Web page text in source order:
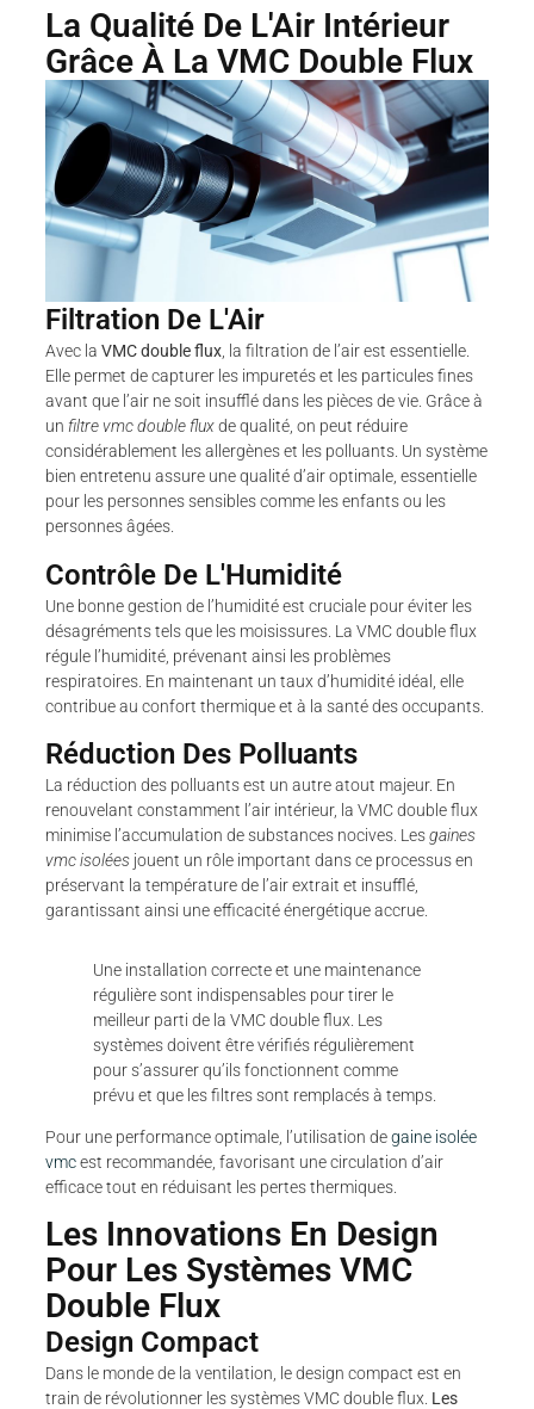
La Qualité De L'Air Intérieur
Grâce À La VMC Double Flux
Filtration De L'Air
Avec la VMC double flux, la filtration de l’air est essentielle.
Elle permet de capturer les impuretés et les particules fines
avant que l’air ne soit insufflé dans les pièces de vie. Grâce à
un filtre vmc double fluxde qualité, on peut réduire
considérablement les allergènes et les polluants. Un système
bien entretenu assure une qualité d’air optimale, essentielle
pour les personnes sensibles comme les enfants ou les
personnes âgées.
Contrôle De L'Humidité
Une bonne gestion de l’humidité est cruciale pour éviter les
désagréments tels que les moisissures. La VMC double flux
régule l’humidité, prévenant ainsi les problèmes
respiratoires. En maintenant un taux d’humidité idéal, elle
contribue au confort thermique et à la santé des occupants.
Réduction Des Polluants
La réduction des polluants est un autre atout majeur. En
renouvelant constamment l’air intérieur, la VMC double flux
minimise l’accumulation de substances nocives. Lesgaines
vmc isolées jouent un rôle important dans ce processus en
préservant la température de l’air extrait et insufflé,
garantissant ainsi une efficacité énergétique accrue.
Une installation correcte et une maintenance
régulière sont indispensables pour tirer le
meilleur parti de la VMC double flux. Les
systèmes doivent être vérifiés régulièrement
pour s’assurer qu’ils fonctionnent comme
prévu et que les filtres sont remplacés à temps.
Pour une performance optimale, l’utilisation degaine isolée
vmcest recommandée, favorisant une circulation d’air
efficace tout en réduisant les pertes thermiques.
Les Innovations En Design
Pour Les Systèmes VMC
Double Flux
Design Compact
Dans le monde de la ventilation, le design compact est en
train de révolutionner les systèmes VMC double flux. Les